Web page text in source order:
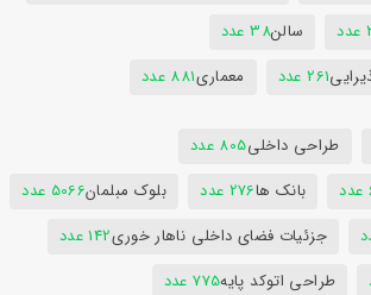
سالن38 عدد
261 عدد معماری881 عدد
طراحی داخلی805 عدد
بانک ها276 عدد بلوک مبلمان5066 عدد
جزئیات فضای داخلی ناهار خوری142 عدد
طراحی اتوکد پایه775 عدد